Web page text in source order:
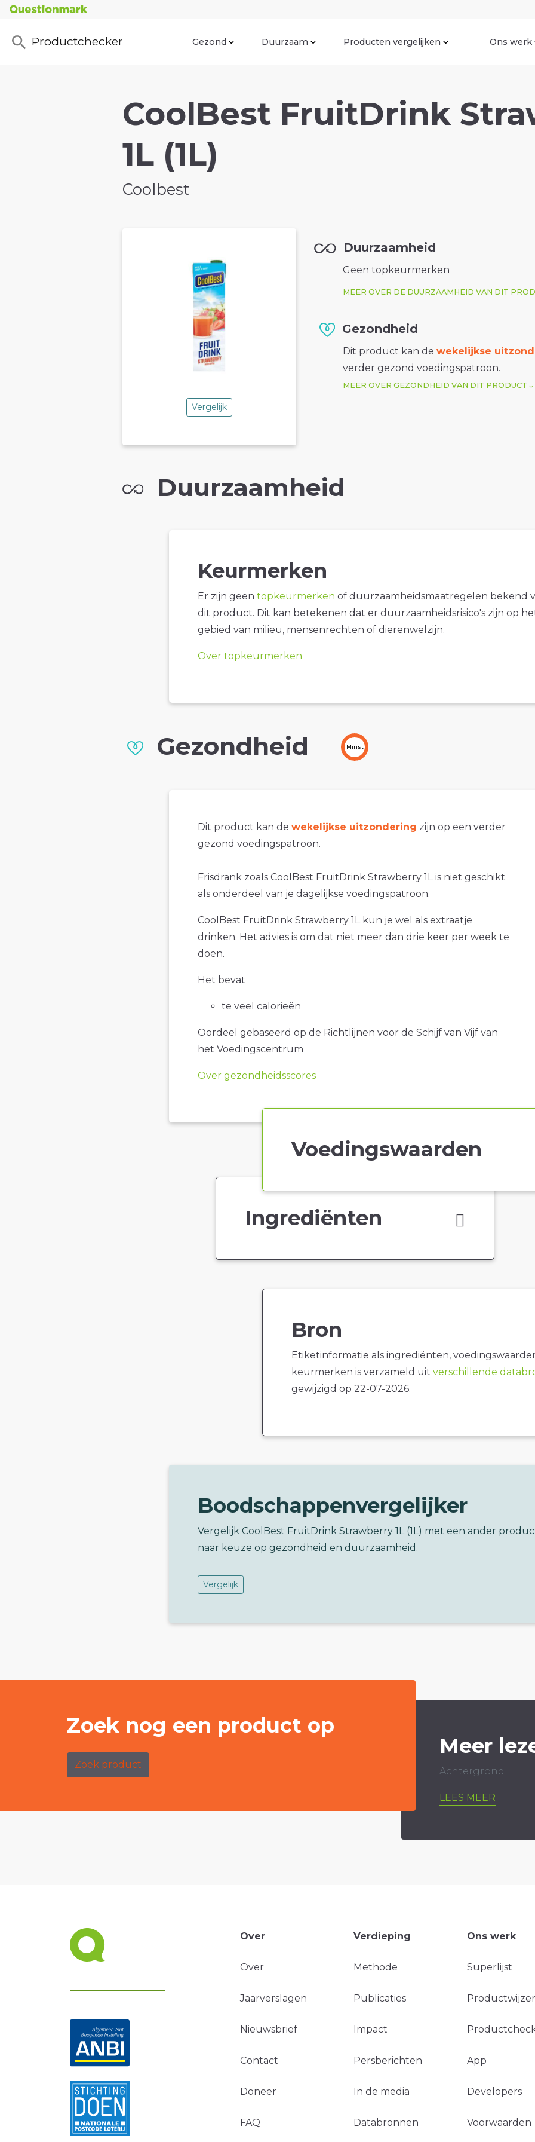
Productchecker Gezond Duurzaam Producten vergelijken Ons werk
CoolBest FruitDrink
1L (1L)
Coolbest
Vergelijk
Duurzaamheid
Geen topkeurmerken
MEER OVER DE DUURZAAMHEID VAN DIT
Gezondheid
Dit product kan dewekelijkse
verder gezond voedingspatroon.
MEER OVER GEZONDHEID VAN DIT PRODUCT
Duurzaamheid
Keurmerken
Er zijn geen topkeurmerken of duurzaamheidsmaatregelen bekend
dit product. Dit kan betekenen dat er duurzaamheidsrisico's zijn op
gebied van milieu, mensenrechten of dierenwelzijn.
Over topkeurmerken
Gezondheid Minst
Dit product kan de wekelijkse uitzondering zijn op een verder
gezond voedingspatroon.
Frisdrank zoals CoolBest FruitDrink Strawberry 1L is niet geschikt
als onderdeel van je dagelijkse voedingspatroon.
CoolBest FruitDrink Strawberry 1L kun je wel als extraatje
drinken. Het advies is om dat niet meer dan drie keer per week te
doen.
Het bevat
te veel calorieën
Oordeel gebaseerd op de Richtlijnen voor de Schijf van Vijf van
het Voedingscentrum
Over gezondheidsscores
Voedingswaarden
Ingrediënten
Bron
Etiketinformatie als ingrediënten,
keurmerken is verzameld uit verschillende
gewijzigd op 22-07-2026.
Boodschappenvergelijker
Vergelijk CoolBest FruitDrink Strawberry 1L (1L) met een ander
naar keuze op gezondheid en duurzaamheid.
Vergelijk
Zoek nog een product op
Zoek product
Meer
Achtergrond
LEES MEER
Over
Over
Jaarverslagen
Nieuwsbrief
Contact
Doneer
FAQ
Verdieping
Methode
Publicaties
Impact
Persberichten
In de media
Databronnen
Ons werk
Superlijst
App
Developers
Voorwaarden